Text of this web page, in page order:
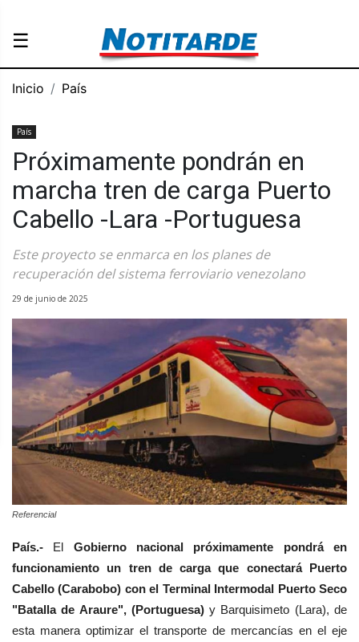
☰
Inicio País
País
Próximamente pondrán en
marcha tren de carga Puerto
Cabello -Lara -Portuguesa
Este proyecto se enmarca en los planes de
recuperación del sistema ferroviario venezolano
29 de junio de 2025
Referencial
País.- El Gobierno nacional próximamente pondrá en
funcionamiento un tren de carga que conectará Puerto
Cabello (Carabobo) con el Terminal Intermodal Puerto Seco
"Batalla de Araure", (Portuguesa)y Barquisimeto (Lara), de
esta manera optimizar el transporte de mercancías en el eje